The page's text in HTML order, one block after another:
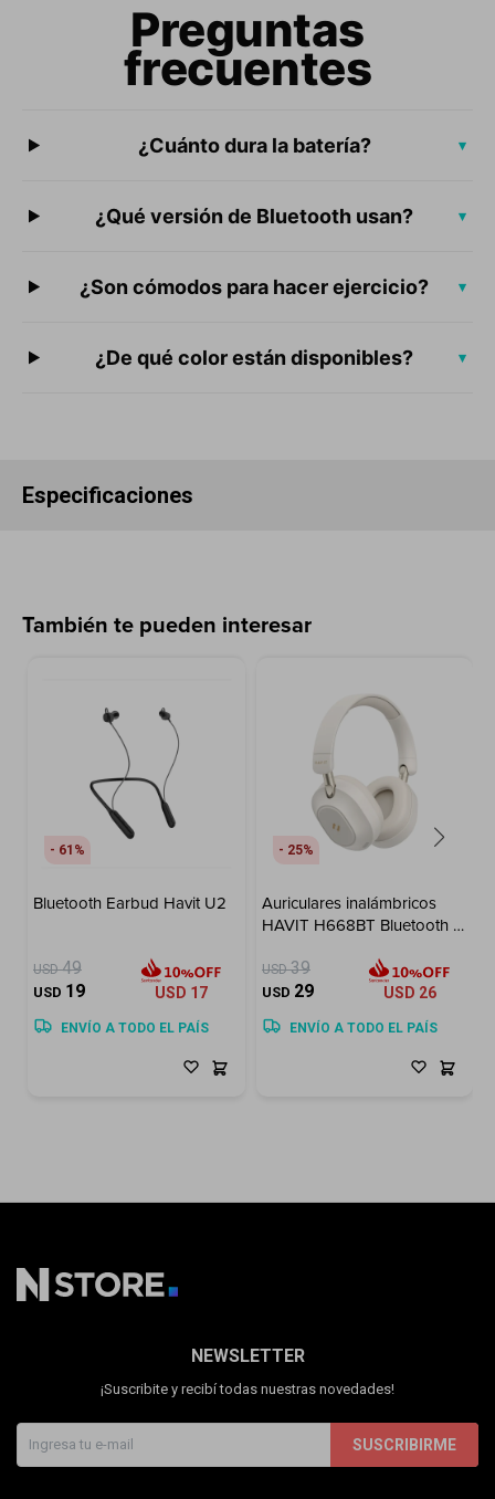
Preguntas
frecuentes
¿Cuánto dura la batería? ▾
¿Qué versión de Bluetooth usan? ▾
¿Son cómodos para hacer ejercicio? ▾
¿De qué color están disponibles? ▾
Especificaciones
También te pueden interesar
61
Bluetooth Earbud Havit U2
USD 49
USD 19 USD 17
ENVÍO A TODO EL PAÍS
25
Auriculares inalámbricos
HAVIT H668BT Bluetooth -
USD 39
USD 29 USD 26
ENVÍO A TODO EL PAÍS
NEWSLETTER
¡Suscribite y recibí todas nuestras novedades!
SUSCRIBIRME